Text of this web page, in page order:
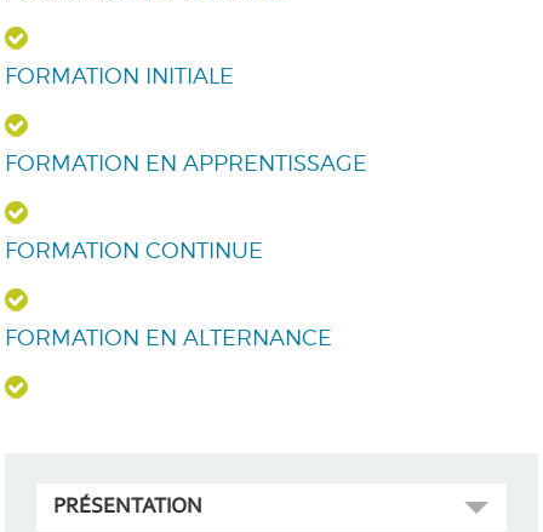
FORMATION INITIALE
FORMATION EN APPRENTISSAGE
FORMATION CONTINUE
FORMATION EN ALTERNANCE
PRÉSENTATION